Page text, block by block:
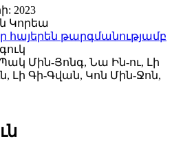
2023
Կորեա
հայերեն թարգմանությամբ
Մին-Յոնգ, Նա Ին-ու, Լի
Լի Գի-Գվան, Կոն Մին-Ջոն,